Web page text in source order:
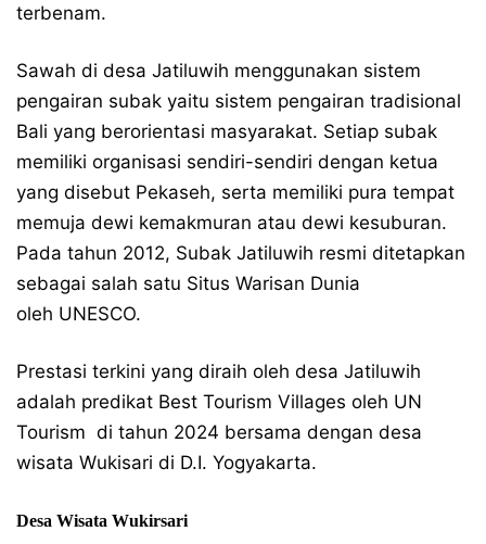
terbenam.
Sawah di desa Jatiluwih menggunakan sistem
pengairan subak yaitu sistem pengairan tradisional
Bali yang berorientasi masyarakat. Setiap subak
memiliki organisasi sendiri-sendiri dengan ketua
yang disebut Pekaseh, serta memiliki pura tempat
memuja dewi kemakmuran atau dewi kesuburan.
Pada tahun 2012, Subak Jatiluwih resmi ditetapkan
sebagai salah satu Situs Warisan Dunia
oleh UNESCO.
Prestasi terkini yang diraih oleh desa Jatiluwih
adalah predikat Best Tourism Villages oleh UN
Tourism di tahun 2024 bersama dengan desa
wisata Wukisari di D.I. Yogyakarta.
Desa Wisata Wukirsari